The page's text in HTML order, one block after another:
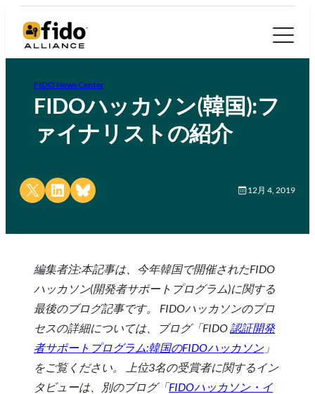
FIDO News Center
FIDOハッカソン(韓国):フ
ァイナリストの紹介
Share on X Share on LinkedIn
Share on Bluesky 12月 4, 2019
編集者注:本記事は、今年韓国で開催されたFIDO
ハッカソン(開発者サポートプログラム)に関する
最後のブログ記事です。 FIDOハッカソンのプロ
セスの詳細については、ブログ「FIDO認証開発
者サポートプログラム:韓国のFIDOハッカソン」
をご覧ください。 上位3名の受賞者に関するイン
タビューは、別のブログ「FIDOハッカソン・イ